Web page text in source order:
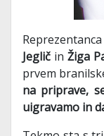
Jeglič in Žiga
prvem
na priprave,
uigravamo in